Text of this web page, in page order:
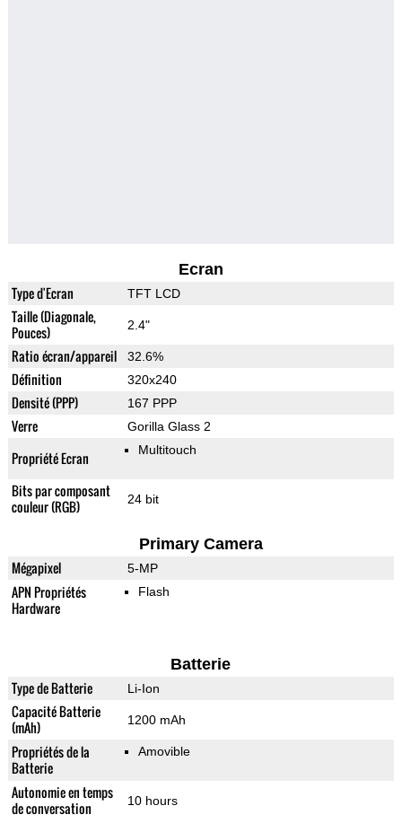
Ecran
Type d'Ecran TFT LCD
Taille (Diagonale,
Pouces)
2.4"
Ratio écran/appareil 32.6%
Définition 320x240
Densité (PPP) 167 PPP
Verre Gorilla Glass 2
Propriété Ecran Multitouch
Bits par composant
couleur (RGB)
24 bit
Primary Camera
Mégapixel 5-MP
APN Propriétés
Hardware
Flash
Batterie
Type de Batterie Li-Ion
Capacité Batterie
(mAh)
1200 mAh
Propriétés de la
Batterie
Amovible
Autonomie en temps
de conversation
10 hours